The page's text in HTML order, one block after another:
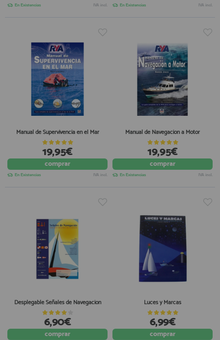
En Existencias IVA incl. En Existencias IVA incl.
Manual de Supervivencia en el Mar
19,95€
comprar
En Existencias IVA incl.
Manual de Navegacion a Motor
19,95€
comprar
En Existencias IVA incl.
Desplegable Señales de Navegacion
6,90€
comprar
Luces y Marcas
6,99€
comprar